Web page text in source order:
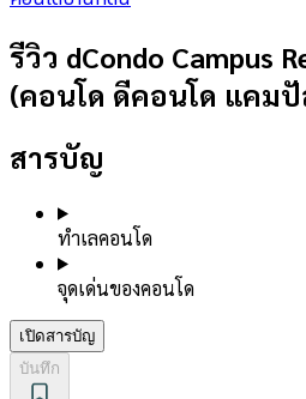
รีวิว dCondo Campus
(คอนโด ดีคอนโด แคม
สารบัญ
ทำเลคอนโด
จุดเด่นของคอนโด
เปิดสารบัญ
บันทึก